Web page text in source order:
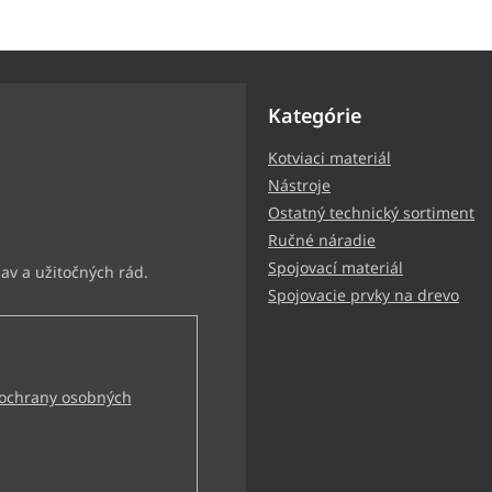
osobných
Kategórie
Kotviaci materiál
Nástroje
Ostatný technický sortiment
Ručné náradie
Spojovací materiál
Spojovacie prvky na drevo